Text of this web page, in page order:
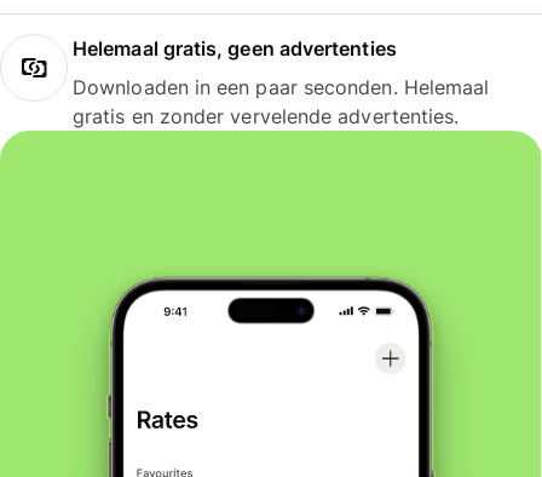
Helemaal gratis, geen advertenties
Downloaden in een paar seconden. Helemaal
gratis en zonder vervelende advertenties.